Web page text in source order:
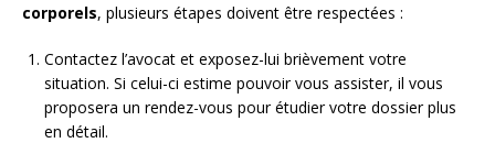
corporels, plusieurs étapes doivent être respectées :
Contactez l’avocat et exposez-lui brièvement votre
situation. Si celui-ci estime pouvoir vous assister, il vous
proposera un rendez-vous pour étudier votre dossier plus
en détail.